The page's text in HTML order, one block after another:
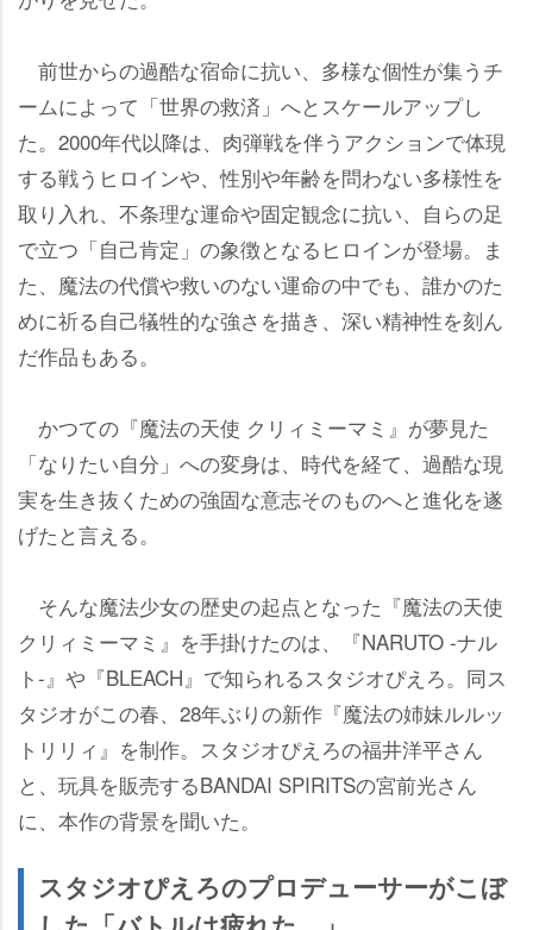
前世からの過酷な宿命に抗い、多様な個性が集うチ
ームによって「世界の救済」へとスケールアップし
た。2000年代以降は、肉弾戦を伴うアクションで体現
する戦うヒロインや、性別や年齢を問わない多様性を
取り入れ、不条理な運命や固定観念に抗い、自らの足
で立つ「自己肯定」の象徴となるヒロインが登場。ま
た、魔法の代償や救いのない運命の中でも、誰かのた
めに祈る自己犠牲的な強さを描き、深い精神性を刻ん
だ作品もある。
かつての『魔法の天使 クリィミーマミ』が夢見た
「なりたい自分」への変身は、時代を経て、過酷な現
実を生き抜くための強固な意志そのものへと進化を遂
げたと言える。
そんな魔法少女の歴史の起点となった『魔法の天使
クリィミーマミ』を手掛けたのは、『NARUTO -ナル
ト-』や『BLEACH』で知られるスタジオぴえろ。同ス
タジオがこの春、28年ぶりの新作『魔法の姉妹ルルッ
トリリィ』を制作。スタジオぴえろの福井洋平さん
と、玩具を販売するBANDAI SPIRITSの宮前光さん
に、本作の背景を聞いた。
スタジオぴえろのプロデューサーがこぼ